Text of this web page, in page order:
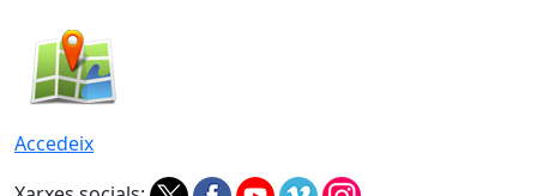
Accedeix